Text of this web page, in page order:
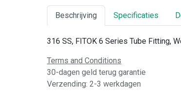
Beschrijving Specificaties
316 SS, FITOK 6 Series Tube Fitting,
Terms and Conditions
30-dagen geld terug garantie
Verzending: 2-3 werkdagen